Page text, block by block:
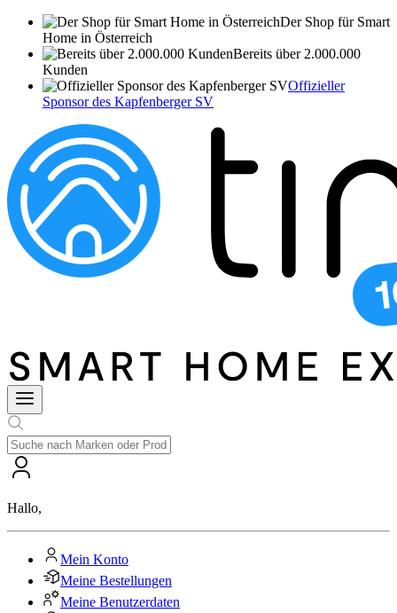
Der Shop für Smart
Home in Österreich
Bereits über 2.000.000
Kunden
Offizieller
Sponsor des Kapfenberger SV
Hallo,
Mein Konto
Meine Bestellungen
Meine Benutzerdaten